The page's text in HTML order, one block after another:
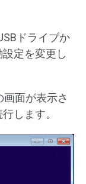
ドライブか
定を変更し
画面が表示さ
します。